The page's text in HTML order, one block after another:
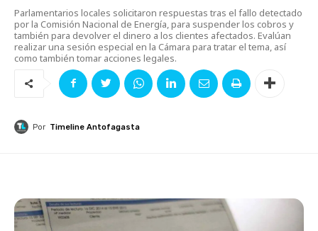
Parlamentarios locales solicitaron respuestas tras el fallo detectado
por la Comisión Nacional de Energía, para suspender los cobros y
también para devolver el dinero a los clientes afectados. Evalúan
realizar una sesión especial en la Cámara para tratar el tema, así
como también tomar acciones legales.
Por Timeline Antofagasta